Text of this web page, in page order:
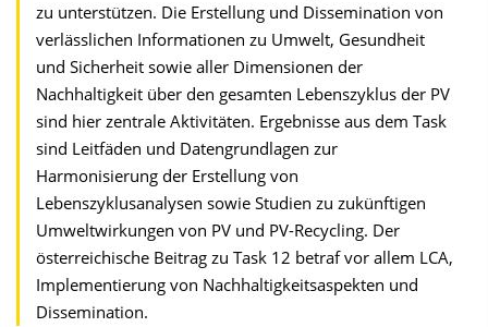
zu unterstützen. Die Erstellung und Dissemination von
verlässlichen Informationen zu Umwelt, Gesundheit
und Sicherheit sowie aller Dimensionen der
Nachhaltigkeit über den gesamten Lebenszyklus der PV
sind hier zentrale Aktivitäten. Ergebnisse aus dem Task
sind Leitfäden und Datengrundlagen zur
Harmonisierung der Erstellung von
Lebenszyklusanalysen sowie Studien zu zukünftigen
Umweltwirkungen von PV und PV-Recycling. Der
österreichische Beitrag zu Task 12 betraf vor allem LCA,
Implementierung von Nachhaltigkeitsaspekten und
Dissemination.